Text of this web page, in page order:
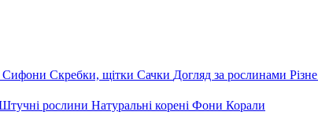
Сифони Скребки, щітки Сачки Догляд за рослинами Різне
рослини Натуральні корені Фони Корали